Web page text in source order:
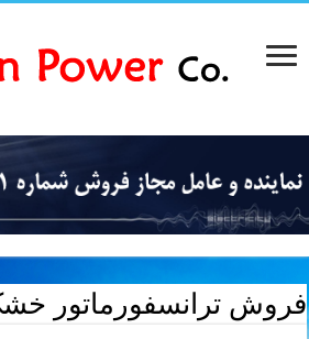
فروش ترانسفورماتور